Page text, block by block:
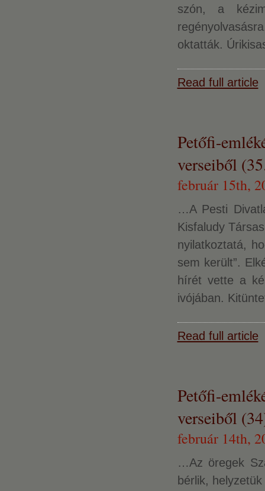
szón, a
oktatták.
Read full article
Petőfi-
verseiből
február 15th,
…A Pesti
Kisfaludy
nyilatkoztatá,
sem került”.
hírét vette a
ivójában.
Read full article
Petőfi-
verseiből
február 14th,
…Az öregek
bérlik,